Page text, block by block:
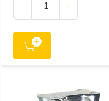
- +